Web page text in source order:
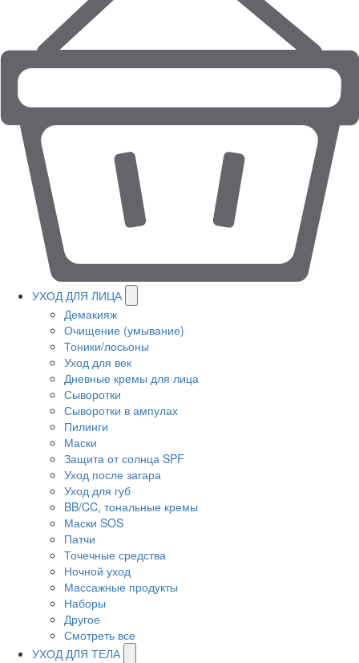
УХОД ДЛЯ ЛИЦА
Демакияж
Очищение (умывание)
Тоники/лосьоны
Уход для век
Дневные кремы для лица
Сыворотки
Сыворотки в ампулах
Пилинги
Маски
Защита от солнца SPF
Уход после загара
Уход для губ
BB/CC, тональные кремы
Маски SOS
Патчи
Точечные средства
Ночной уход
Массажные продукты
Наборы
Другое
Смотреть все
УХОД ДЛЯ ТЕЛА